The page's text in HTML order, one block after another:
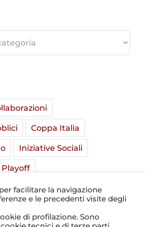
Coppa Italia
Iniziative Sociali
Playoff
Élite
Stadio Mirabello
facilitare la navigazione
e le precedenti visite degli
di profilazione. Sono